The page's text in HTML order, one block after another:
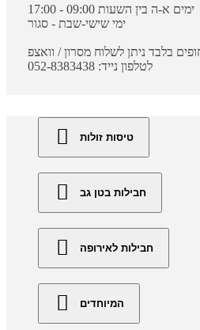
ימים א-ה בין השעות 09:00 - 17:00
ימי שישי-שבת - סגור
בלבד ניתן לשלוח מסרון / וואצפ
לטלפון נייד: 052-8383438
טיסות זולות
חבילות בטן גב
חבילות לאירופה
המיוחדים